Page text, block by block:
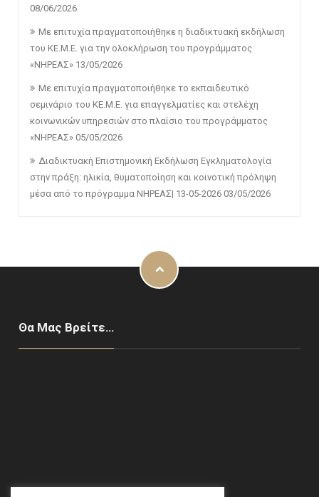
08/06/2026
Με επιτυχία πραγματοποιήθηκε η διαδικτυακή εκδήλωση
του ΚΕ.Μ.Ε. για την ολοκλήρωση του προγράμματος
«ΝΗΡΕΑΣ» 13/05/2026
Με επιτυχία πραγματοποιήθηκε το εκπαιδευτικό
σεμινάριο του ΚΕ.Μ.Ε. για επαγγελματίες και στελέχη
κοινωνικών υπηρεσιών στο πλαίσιο του προγράμματος
«ΝΗΡΕΑΣ» 05/05/2026
Διαδικτυακή Επιστημονική Εκδήλωση Εγκληματολογία
στην πράξη: ηλικία, θυματοποίηση και κοινοτική πρόληψη
μέσα από το πρόγραμμα ΝΗΡΕΑΣ| 13-05-2026 03/05/2026
Θα Μας Βρείτε…